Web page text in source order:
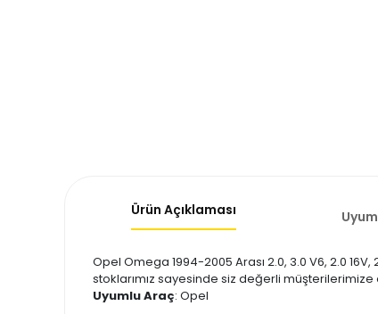
Ürün Açıklaması
Opel Omega 1994-2005 Arası 2.0, 3.0 V6, 2.0 16V,
stoklarımız sayesinde siz değerli müşterilerimize
Uyumlu Araç: Opel